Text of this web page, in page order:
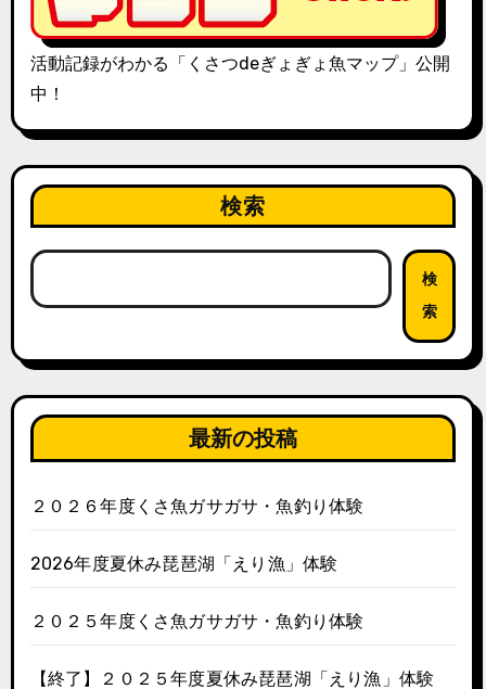
活動記録がわかる「くさつdeぎょぎょ魚マップ」公開
中！
検索
検
索
最新の投稿
２０２６年度くさ魚ガサガサ・魚釣り体験
2026年度夏休み琵琶湖「えり漁」体験
２０２５年度くさ魚ガサガサ・魚釣り体験
【終了】２０２５年度夏休み琵琶湖「えり漁」体験